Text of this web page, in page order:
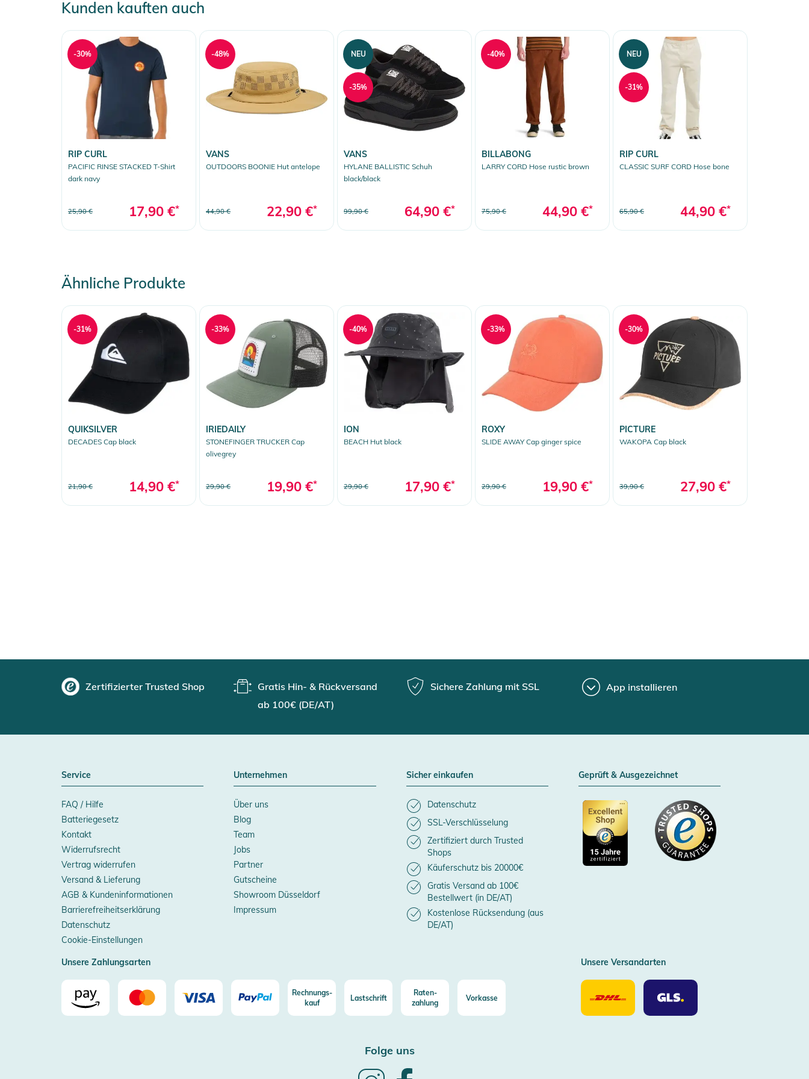
Produktinformationen und Sicherheitshinweise
Gebrauchsanweisungen, Sicherheitshinweise und Warnungen finden Sie direkt am Produkt.
Kunden kauften auch
RIP CURL
PACIFIC RINSE STACKED T-Shirt
dark navy
25,90 € 17,90 €*
-30%
VANS
OUTDOORS BOONIE Hut antelope
44,90 € 22,90 €*
-48%
VANS
HYLANE BALLISTIC Schuh
black/black
99,90 € 64,90 €*
NEU
-35%
BILLABONG
LARRY CORD Hose rustic brown
75,90 € 44,90 €*
-40%
RIP CURL
CLASSIC SURF CORD Hose bone
65,90 € 44,90 €*
NEU
-31%
Ähnliche Produkte
QUIKSILVER
DECADES Cap black
21,90 € 14,90 €*
-31%
IRIEDAILY
STONEFINGER TRUCKER Cap
olivegrey
29,90 € 19,90 €*
-33%
ION
BEACH Hut black
29,90 € 17,90 €*
-40%
ROXY
SLIDE AWAY Cap ginger spice
29,90 € 19,90 €*
-33%
PICTURE
WAKOPA Cap black
39,90 € 27,90 €*
-30%
Zertifizierter Trusted Shop
Gratis Hin- & Rückversand
ab 100€ (DE/AT)
Sichere Zahlung mit SSL App installieren
Service
FAQ / Hilfe
Batteriegesetz
Kontakt
Widerrufsrecht
Vertrag widerrufen
Versand & Lieferung
AGB & Kundeninformationen
Barrierefreiheitserklärung
Datenschutz
Cookie-Einstellungen
Unternehmen
Über uns
Blog
Team
Jobs
Partner
Gutscheine
Showroom Düsseldorf
Impressum
Sicher einkaufen
Datenschutz
SSL-Verschlüsselung
Zertifiziert durch Trusted
Shops
Käuferschutz bis 20000€
Gratis Versand ab 100€
Bestellwert (in DE/AT)
Kostenlose Rücksendung (aus
DE/AT)
Geprüft & Ausgezeichnet
Unsere Zahlungsarten
Rechnungs-
kauf
Lastschrift
Raten-
zahlung
Vorkasse
Unsere Versandarten
Unsere
Versandarten
DHL
Unsere
Versandarten
GLS
Folge uns
Follow